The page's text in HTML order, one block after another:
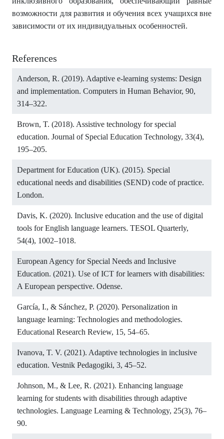
возможности для развития и обучения всех учащихся вне
зависимости от их индивидуальных особенностей.
References
Anderson, R. (2019). Adaptive e-learning systems: Design
and implementation. Computers in Human Behavior, 90,
314–322.
Brown, T. (2018). Assistive technology for special
education. Journal of Special Education Technology, 33(4),
195–205.
Department for Education (UK). (2015). Special
educational needs and disabilities (SEND) code of practice.
London.
Davis, K. (2020). Inclusive education and the use of digital
tools for English language learners. TESOL Quarterly,
54(4), 1002–1018.
European Agency for Special Needs and Inclusive
Education. (2021). Use of ICT for learners with disabilities:
A European perspective. Odense.
García, I., & Sánchez, P. (2020). Personalization in
language learning: Technologies and methodologies.
Educational Research Review, 15, 54–65.
Ivanova, T. V. (2021). Adaptive technologies in inclusive
education. Vestnik Pedagogiki, 3, 45–52.
Johnson, M., & Lee, R. (2021). Enhancing language
learning for students with disabilities through adaptive
technologies. Language Learning & Technology, 25(3), 76–
90.